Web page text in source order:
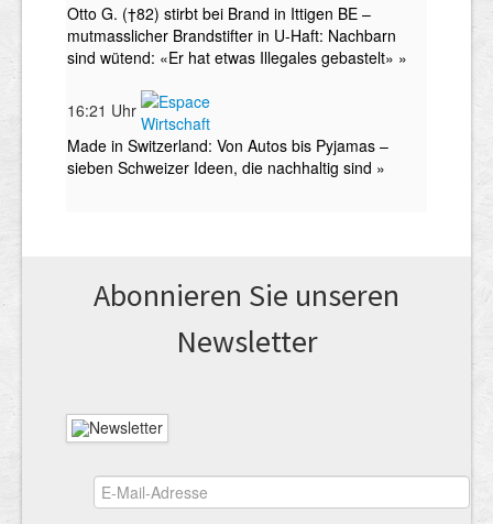
Abonnieren Sie unseren
News­letter